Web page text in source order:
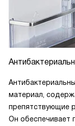
материал,
препятствующие
Он обеспечивает